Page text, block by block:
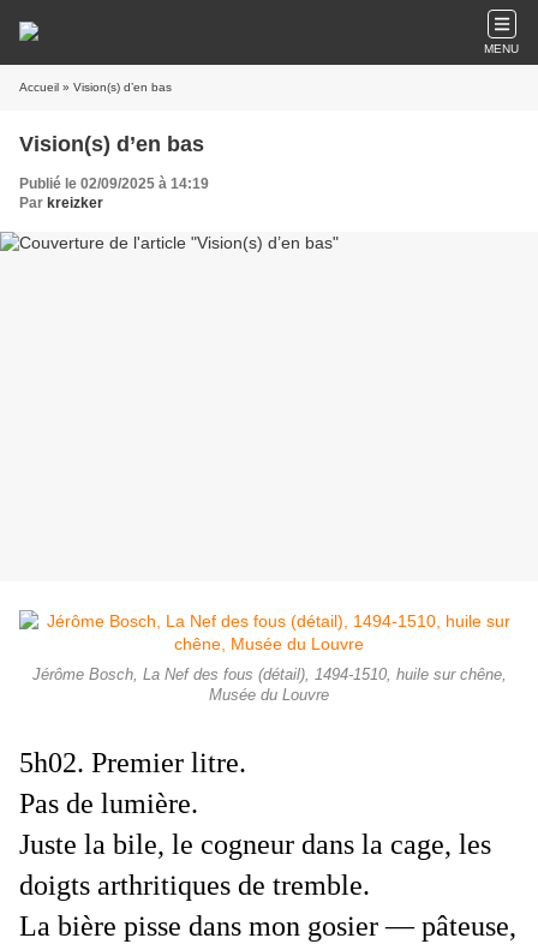
MENU
Accueil » Vision(s) d’en bas
Vision(s) d’en bas
Publié le 02/09/2025 à 14:19
Par kreizker
Jérôme Bosch, La Nef des fous (détail), 1494-1510, huile sur chêne,
Musée du Louvre
5h02. Premier litre.
Pas de lumière.
Juste la bile, le cogneur dans la cage, les
doigts arthritiques de tremble.
La bière pisse dans mon gosier — pâteuse,